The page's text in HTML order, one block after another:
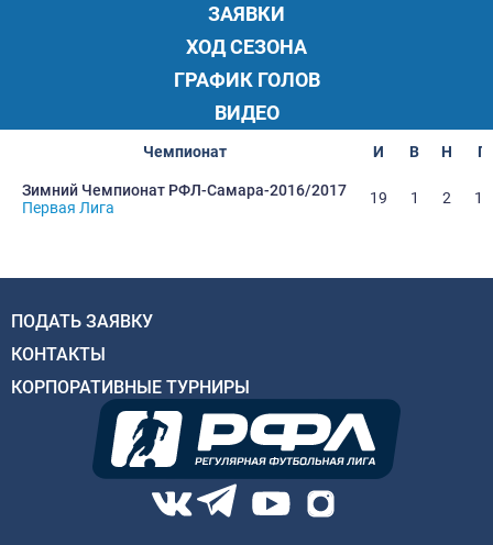
ЗАЯВКИ
ХОД СЕЗОНА
ГРАФИК ГОЛОВ
ВИДЕО
Чемпионат И В Н П
Зимний Чемпионат РФЛ-Самара-2016/2017
Первая Лига
19 1 2 16
ПОДАТЬ ЗАЯВКУ
КОНТАКТЫ
КОРПОРАТИВНЫЕ ТУРНИРЫ